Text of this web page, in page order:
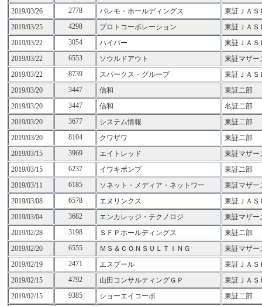
2019/03/26
2778 パレモ・ホールディングス
東証ＪＡＳ
2019/03/25
4298 プロトコーポレーション
東証ＪＡＳ
2019/03/22
3054 ハイパー
東証ＪＡＳ
2019/03/22
6553 ソウルドアウト
東証マザー
2019/03/22
8739 スパークス・グループ
東証ＪＡＳ
2019/03/20
3447 信和
東証二部
2019/03/20
3447 信和
名証二部
2019/03/20
3677 システム情報
東証二部
2019/03/20
8104 クワザワ
東証二部
2019/03/15
3969 エイトレッド
東証マザー
2019/03/15
6237 イワキポンプ
東証二部
2019/03/11
6185 ソネット・メディア・ネットワー
東証マザー
2019/03/08
6578 エヌリンクス
東証ＪＡＳ
2019/03/04
3682 エンカレッジ・テクノロジ
東証マザー
2019/02/28
3198 ＳＦＰホールディングス
東証二部
2019/02/20
6555 ＭＳ＆ＣＯＮＳＵＬＴＩＮＧ
東証マザー
2019/02/19
2471 エスプール
東証ＪＡＳ
2019/02/15
4792 山田コンサルティングＧＰ
東証ＪＡＳ
2019/02/15
9385 ショーエイコーポ
東証二部